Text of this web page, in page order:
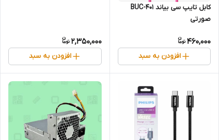
کابل تایپ سی بیاند BUC-401
صورتی
460,000
افزودن به سبد
2,350,000
افزودن به سبد